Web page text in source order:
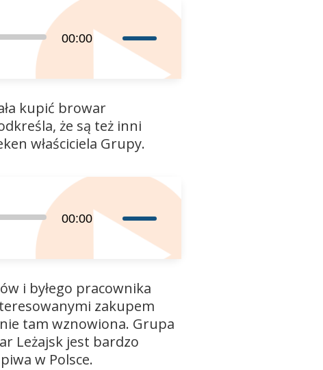
00:00
Używaj
strzałek
do
dołu
zwiększyć
głośność.
kupić browar
że są też inni
właściciela Grupy.
00:00
Używaj
strzałek
oraz
do
dołu
aby
i byłego pracownika
zakupem
tam wznowiona. Grupa
Leżajsk jest bardzo
w Polsce.